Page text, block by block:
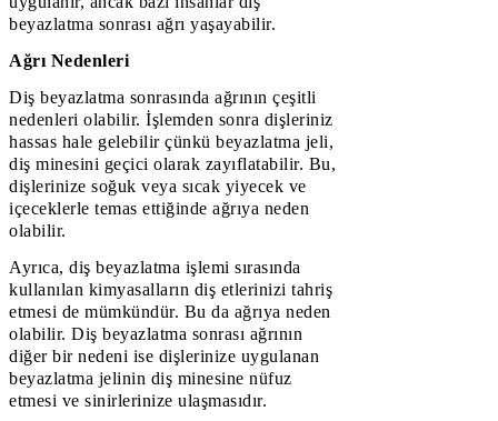
beyazlatma sonrası ağrı yaşayabilir.
Ağrı Nedenleri
Diş beyazlatma sonrasında ağrının çeşitli
nedenleri olabilir. İşlemden sonra dişleriniz
hassas hale gelebilir çünkü beyazlatma jeli,
diş minesini geçici olarak zayıflatabilir. Bu,
dişlerinize soğuk veya sıcak yiyecek ve
içeceklerle temas ettiğinde ağrıya neden
olabilir.
Ayrıca, diş beyazlatma işlemi sırasında
kullanılan kimyasalların diş etlerinizi tahriş
etmesi de mümkündür. Bu da ağrıya neden
olabilir. Diş beyazlatma sonrası ağrının
diğer bir nedeni ise dişlerinize uygulanan
beyazlatma jelinin diş minesine nüfuz
etmesi ve sinirlerinize ulaşmasıdır.